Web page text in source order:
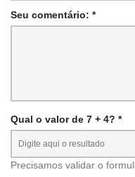
Seu comentário: *
Qual o valor de 7 + 4? *
Precisamos validar o